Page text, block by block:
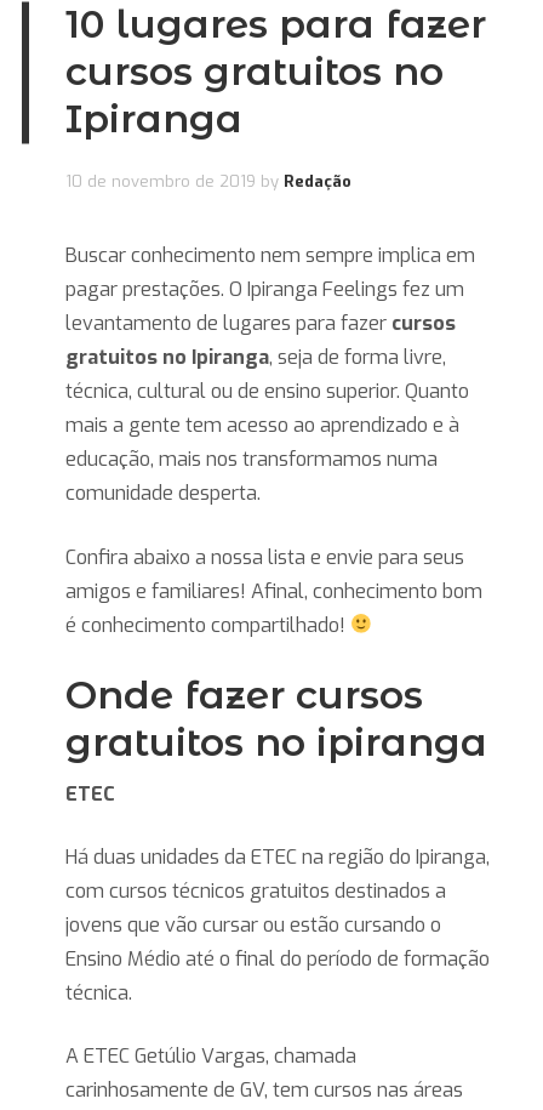
10 lugares para fazer
cursos gratuitos no
Ipiranga
10 de novembro de 2019 by Redação
Buscar conhecimento nem sempre implica em
pagar prestações. O Ipiranga Feelings fez um
levantamento de lugares para fazer cursos
gratuitos no Ipiranga, seja de forma livre,
técnica, cultural ou de ensino superior. Quanto
mais a gente tem acesso ao aprendizado e à
educação, mais nos transformamos numa
comunidade desperta.
Confira abaixo a nossa lista e envie para seus
amigos e familiares! Afinal, conhecimento bom
é conhecimento compartilhado!
Onde fazer cursos
gratuitos no ipiranga
ETEC
Há duas unidades da ETEC na região do Ipiranga,
com cursos técnicos gratuitos destinados a
jovens que vão cursar ou estão cursando o
Ensino Médio até o final do período de formação
técnica.
A ETEC Getúlio Vargas, chamada
carinhosamente de GV, tem cursos nas áreas